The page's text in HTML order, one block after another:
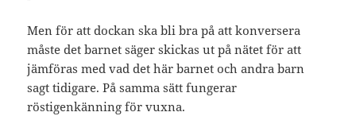
Men för att dockan ska bli bra på att konversera
måste det barnet säger skickas ut på nätet för att
jämföras med vad det här barnet och andra barn
sagt tidigare. På samma sätt fungerar
röstigenkänning för vuxna.